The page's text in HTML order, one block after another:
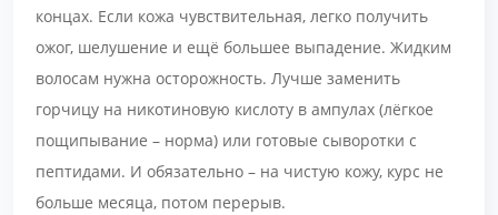
концах. Если кожа чувствительная, легко получить
ожог, шелушение и ещё большее выпадение. Жидким
волосам нужна осторожность. Лучше заменить
горчицу на никотиновую кислоту в ампулах (лёгкое
пощипывание – норма) или готовые сыворотки с
пептидами. И обязательно – на чистую кожу, курс не
больше месяца, потом перерыв.